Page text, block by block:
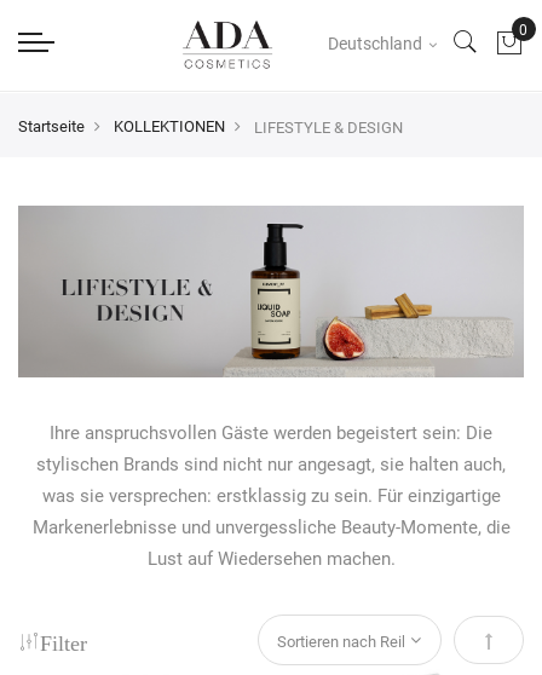
Deutschland
Startseite KOLLEKTIONEN LIFESTYLE & DESIGN
Ihre anspruchsvollen Gäste werden begeistert sein: Die
stylischen Brands sind nicht nur angesagt, sie halten auch,
was sie versprechen: erstklassig zu sein. Für einzigartige
Markenerlebnisse und unvergessliche Beauty-Momente, die
Lust auf Wiedersehen machen.
Filter